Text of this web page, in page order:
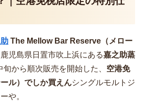
The Mellow Bar Reserve（メロー
児島県日置市吹上浜にある嘉之助蒸
から順次販売を開始した、 空港免
ル）でしか買えんシングルモルトジ
や。